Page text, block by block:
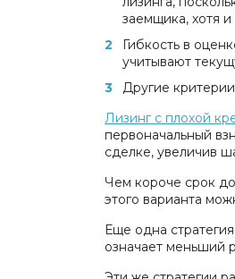
заемщика, хотя
Гибкость в
учитывают
Другие
Лизинг с плохой
первоначальный
сделке, увеличив
Чем короче срок
этого варианта
Еще одна
означает меньший